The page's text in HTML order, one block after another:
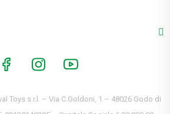
Toys s.r.l. – Via C.Goldoni, 1 – 48026 Godo di